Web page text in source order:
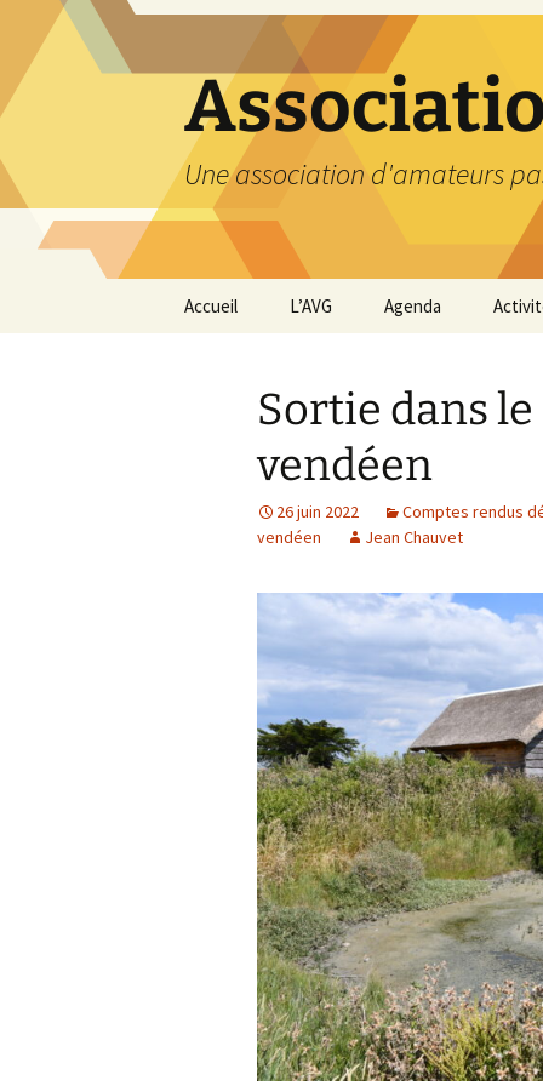
contenu
Une association d'amateurs
Accueil L’AVG
Nos coordonnées
Nous contacter et
Adhésion
Agenda
Sortie dans
vendéen
26 juin 2022 Comptes rendus
vendéen
Jean Chauvet